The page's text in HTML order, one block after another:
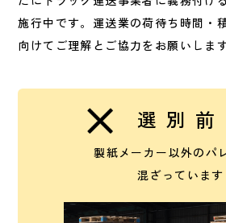
施行中です。運送業の荷待ち時間・
向けてご理解とご協力をお願いします
選別前
製紙メーカー以外のパ
混ざっています